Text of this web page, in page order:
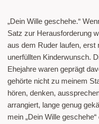
„Dein Wille geschehe.“
Satz zur Herausforderung
aus dem Ruder laufen, erst
unerfüllten Kinderwunsch.
Ehejahre waren geprägt
gehörte nicht zu meinem
hören, denken,
arrangiert, lange genug
mein „Dein Wille